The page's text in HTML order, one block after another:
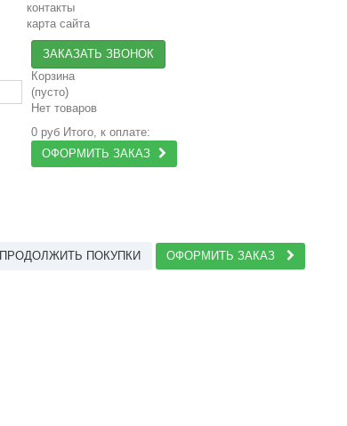
контакты
карта сайта
ЗАКАЗАТЬ ЗВОНОК
Корзина
(пусто)
Нет товаров
0 руб Итого, к оплате:
ОФОРМИТЬ ЗАКАЗ
ПРОДОЛЖИТЬ ПОКУПКИ
ОФОРМИТЬ ЗАКАЗ